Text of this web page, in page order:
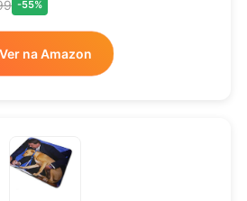
-55%
Ver na Amazon